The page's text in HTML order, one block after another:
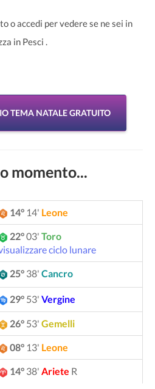
o accedi per vedere se ne sei in
in Pesci .
TEMA NATALE GRATUITO
momento...
14° 14' Leone
22°03' Toro
ciclo lunare
25° 38' Cancro
29° 53' Vergine
26° 53' Gemelli
08° 13' Leone
14° 38' Ariete R